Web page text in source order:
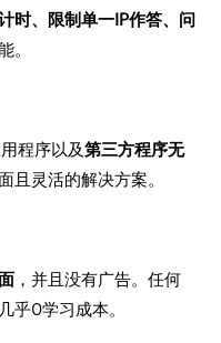
时、限制单一IP作答、问
。
程序以及第三方程序无
且灵活的解决方案。
，并且没有广告。任何
乎0学习成本。